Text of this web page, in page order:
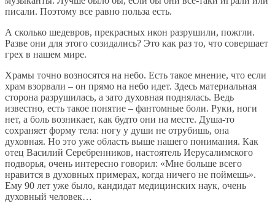
писали. Поэтому все равно польза есть.
А сколько шедевров, прекрасных икон разрушили, пожгли.
Разве они для этого созидались? Это как раз то, что совершает
грех в нашем мире.
Храмы точно возносятся на небо. Есть такое мнение, что если
храм взорвали – он прямо на небо идет. Здесь материальная
сторона разрушилась, а зато духовная поднялась. Ведь
известно, есть такое понятие – фантомные боли. Руки, ноги
нет, а боль возникает, как будто они на месте. Душа-то
сохраняет форму тела: ногу у души не отрубишь, она
духовная. Но это уже область выше нашего понимания. Как
отец Василий Серебренников, настоятель Иерусалимского
подворья, очень интересно говорил: «Мне больше всего
нравится в духовных примерах, когда ничего не поймешь».
Ему 90 лет уже было, кандидат медицинских наук, очень
духовный человек…